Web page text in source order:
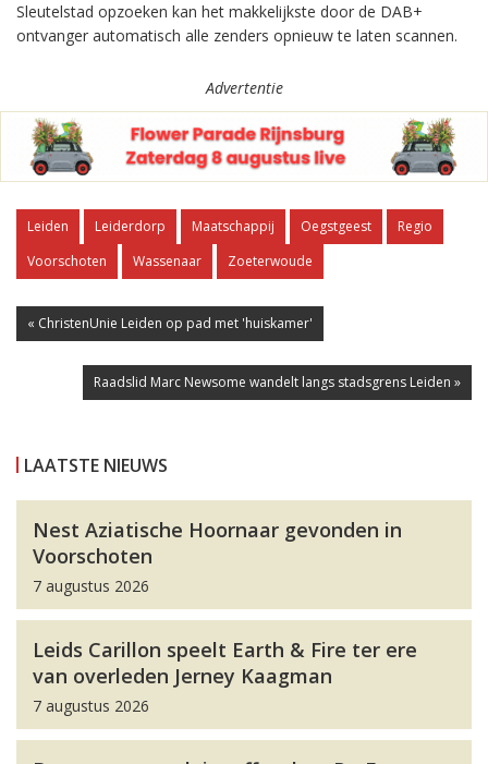
Sleutelstad opzoeken kan het makkelijkste door de DAB+
ontvanger automatisch alle zenders opnieuw te laten scannen.
Advertentie
Leiden Leiderdorp Maatschappij Oegstgeest
Regio
Voorschoten
Wassenaar Zoeterwoude
« ChristenUnie Leiden op pad met 'huiskamer'
Raadslid Marc Newsome wandelt langs stadsgrens Leiden »
LAATSTE NIEUWS
Nest Aziatische Hoornaar gevonden in
Voorschoten
7 augustus 2026
Leids Carillon speelt Earth & Fire ter ere
van overleden Jerney Kaagman
7 augustus 2026